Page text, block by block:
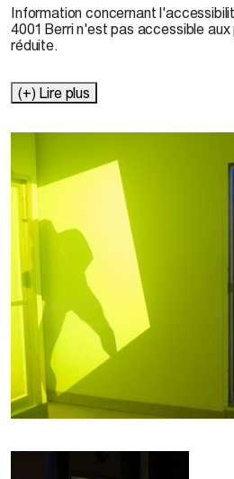
Information concernant
4001 Berri n'est pas accessible
réduite.
(+) Lire plus